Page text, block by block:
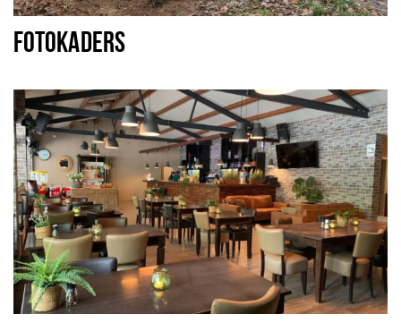
FOTOKADERS